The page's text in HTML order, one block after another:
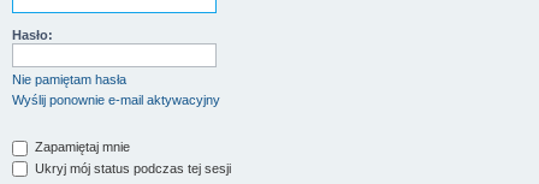
Hasło:
Nie pamiętam hasła
Wyślij ponownie e-mail aktywacyjny
Zapamiętaj mnie
Ukryj mój status podczas tej sesji